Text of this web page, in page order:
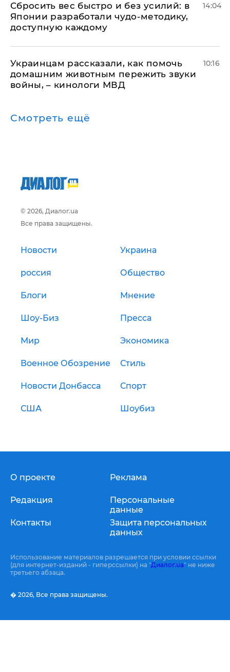
Сбросить вес быстро и без усилий: в
Японии разработали чудо-методику,
доступную каждому
14:04
Украинцам рассказали, как помочь
домашним животным пережить звуки
войны, – кинологи МВД
10:16
Смотреть ещё
© 2026, Диалог.ua
Все права защищены.
Новости Украина
россия Общество
Блоги Мнение
Шоу-Биз Пресса
Мир Экономика
Военное Обозрение Стиль
Новости Донбасса Спорт
США Шоубиз
О проекте
Редакция
Контакты
Реклама
Персональные
данные
Защита персональных
данных
Использование материалов разрешается при условии ссылки
(для интернет-изданий - гиперссылки) на "Диалог.ua" не ниже
третьего абзаца.
� 2026, Все права защищены.